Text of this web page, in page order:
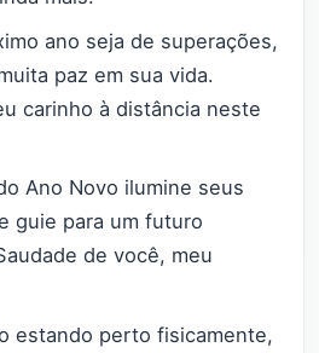
ano seja de superações,
paz em sua vida.
carinho à distância neste
Ano Novo ilumine seus
guie para um futuro
de você, meu
estando perto fisicamente,